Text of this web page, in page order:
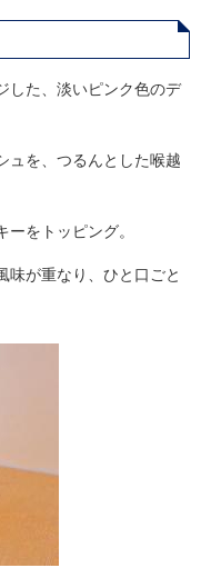
した、淡いピンク色のデ
ュを、つるんとした喉越
をトッピング。
味が重なり、ひと口ごと